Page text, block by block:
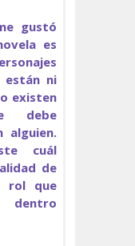
gustó
es
están ni
existen
debe
alguien.
cuál
de
rol que
dentro